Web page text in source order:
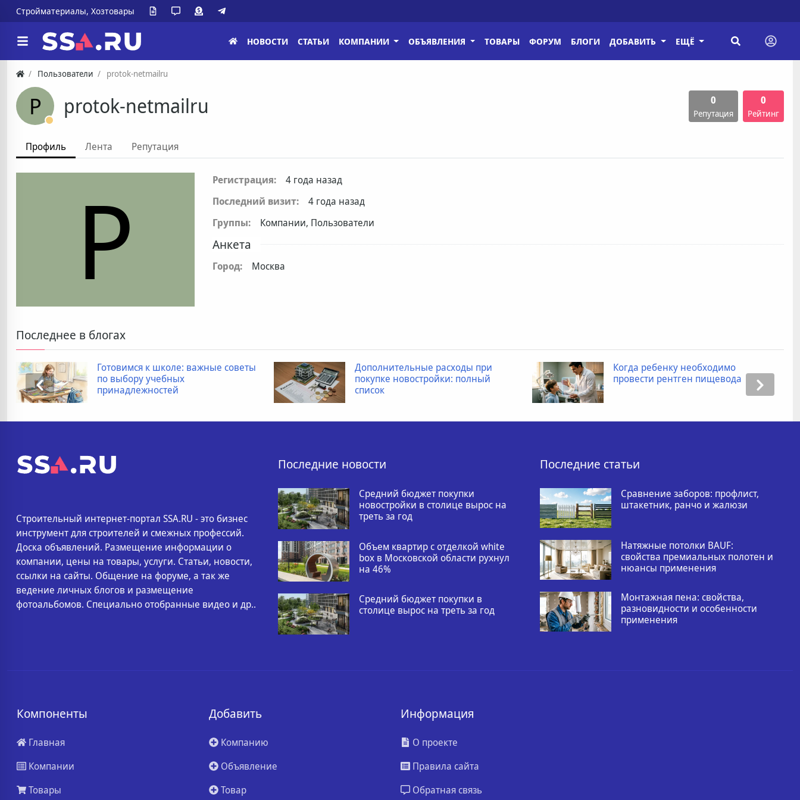
Стройматериалы, Хозтовары
НОВОСТИ СТАТЬИ КОМПАНИИ ОБЪЯВЛЕНИЯ ТОВАРЫ ФОРУМ БЛОГИ ДОБАВИТЬ ЕЩЁ
Пользователи protok-netmailru
P protok-netmailru 0
Репутация
0
Рейтинг
Профиль Лента Репутация
P Регистрация:
4 года назад
Последний визит:
4 года назад
Группы:
Компании, Пользователи
Анкета
Город: Москва
Последнее в блогах
Готовимся к школе: важные советы
по выбору учебных
принадлежностей
Дополнительные расходы при
покупке новостройки: полный
список
Когда ребенку необходимо
провести рентген пищевода
Строительный интернет-портал SSA.RU - это бизнес
инструмент для строителей и смежных профессий.
Доска объявлений. Размещение информации о
компании, цены на товары, услуги. Статьи, новости,
ссылки на сайты. Общение на форуме, а так же
ведение личных блогов и размещение
фотоальбомов. Специально отобранные видео и др..
Последние новости
Средний бюджет покупки
новостройки в столице вырос на
треть за год
Объем квартир с отделкой white
box в Московской области рухнул
на 46%
Средний бюджет покупки в
столице вырос на треть за год
Последние статьи
Сравнение заборов: профлист,
штакетник, ранчо и жалюзи
Натяжные потолки BAUF:
свойства премиальных полотен и
нюансы применения
Монтажная пена: свойства,
разновидности и особенности
применения
Компоненты
Главная
Компании
Товары
Добавить
Компанию
Объявление
Товар
Информация
О проекте
Правила сайта
Обратная связь